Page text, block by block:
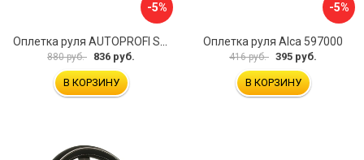
-5%
880 руб. 836 руб.
В КОРЗИНУ
-5%
Оплетка руля Alca 597000
416 руб. 395 руб.
В КОРЗИНУ